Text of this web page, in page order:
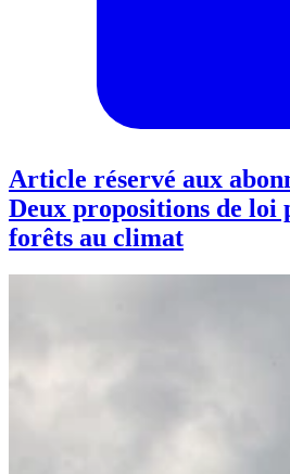
Article réservé aux
Deux propositions de loi
forêts au climat